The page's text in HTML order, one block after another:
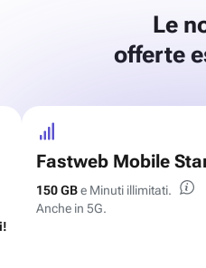
Le
offerte
Fastweb Mobile
150 GBe Minuti illimitati.
Anche in 5G.